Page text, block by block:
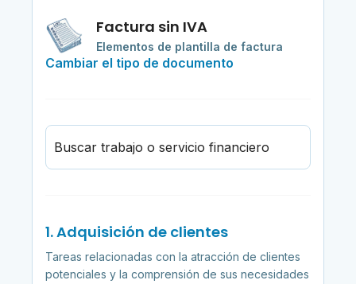
Factura sin IVA
Elementos de plantilla de factura
Cambiar el tipo de documento
Buscar trabajo o servicio financiero
1. Adquisición de clientes
Tareas relacionadas con la atracción de clientes
potenciales y la comprensión de sus necesidades